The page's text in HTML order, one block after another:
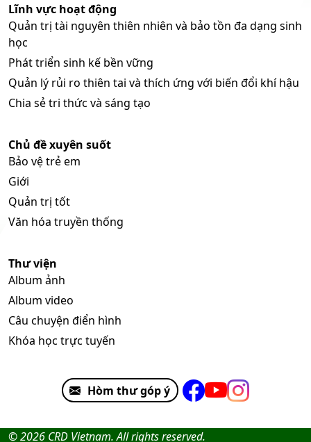
Lĩnh vực hoạt động
Quản trị tài nguyên thiên nhiên và bảo tồn đa dạng sinh
học
Phát triển sinh kế bền vững
Quản lý rủi ro thiên tai và thích ứng với biến đổi khí hậu
Chia sẻ tri thức và sáng tạo
Chủ đề xuyên suốt
Bảo vệ trẻ em
Giới
Quản trị tốt
Văn hóa truyền thống
Thư viện
Album ảnh
Album video
Câu chuyện điển hình
Khóa học trực tuyến
Hòm thư góp ý
© 2026 CRD Vietnam. All rights reserved.